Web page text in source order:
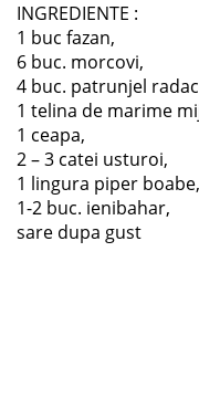
INGREDIENTE :
1 buc fazan,
6 buc. morcovi,
4 buc. patrunjel
1 telina de marime
1 ceapa,
2 – 3 catei usturoi,
1 lingura piper boabe,
1-2 buc. ienibahar,
sare dupa gust